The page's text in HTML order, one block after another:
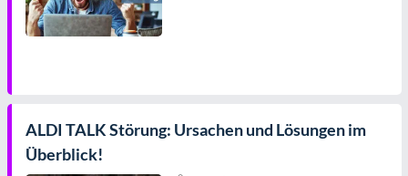
ALDI TALK Störung: Ursachen und Lösungen im
Überblick!